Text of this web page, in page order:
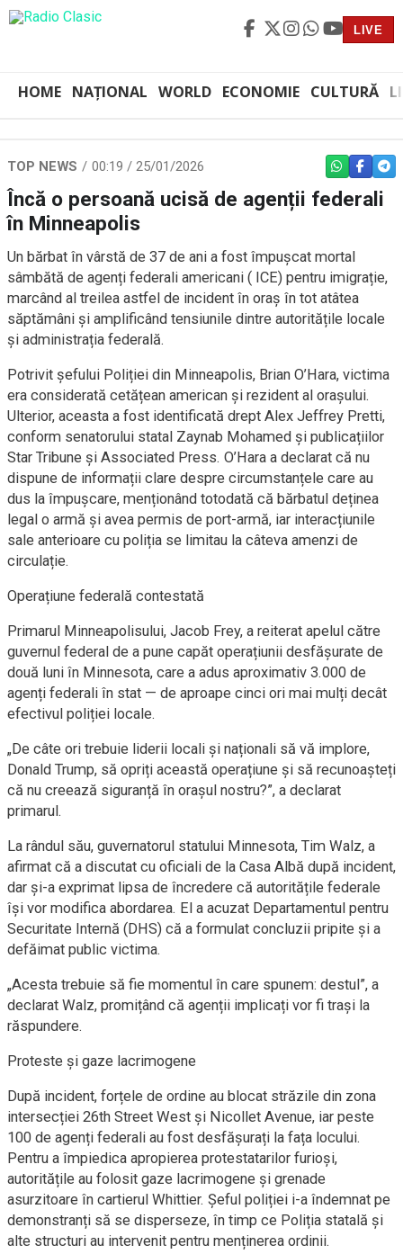
LIVE
HOME NAȚIONAL WORLD ECONOMIE CULTURĂ
TOP NEWS 00:19 / 25/01/2026 WHATSAPP
Încă o persoană ucisă de agenții federali
în Minneapolis
Un bărbat în vârstă de 37 de ani a fost împușcat mortal
sâmbătă de agenți federali americani ( ICE) pentru imigrație,
marcând al treilea astfel de incident în oraș în tot atâtea
săptămâni și amplificând tensiunile dintre autoritățile locale
și administrația federală.
Potrivit șefului Poliției din Minneapolis, Brian O’Hara, victima
era considerată cetățean american și rezident al orașului.
Ulterior, aceasta a fost identificată drept Alex Jeffrey Pretti,
conform senatorului statal Zaynab Mohamed și publicațiilor
Star Tribune și Associated Press. O’Hara a declarat că nu
dispune de informații clare despre circumstanțele care au
dus la împușcare, menționând totodată că bărbatul deținea
legal o armă și avea permis de port-armă, iar interacțiunile
sale anterioare cu poliția se limitau la câteva amenzi de
circulație.
Operațiune federală contestată
Primarul Minneapolisului, Jacob Frey, a reiterat apelul către
guvernul federal de a pune capăt operațiunii desfășurate de
două luni în Minnesota, care a adus aproximativ 3.000 de
agenți federali în stat — de aproape cinci ori mai mulți decât
efectivul poliției locale.
„De câte ori trebuie liderii locali și naționali să vă implore,
Donald Trump, să opriți această operațiune și să recunoașteți
că nu creează siguranță în orașul nostru?”, a declarat
primarul.
La rândul său, guvernatorul statului Minnesota, Tim Walz, a
afirmat că a discutat cu oficiali de la Casa Albă după incident,
dar și-a exprimat lipsa de încredere că autoritățile federale
își vor modifica abordarea. El a acuzat Departamentul pentru
Securitate Internă (DHS) că a formulat concluzii pripite și a
defăimat public victima.
„Acesta trebuie să fie momentul în care spunem: destul”, a
declarat Walz, promițând că agenții implicați vor fi trași la
răspundere.
Proteste și gaze lacrimogene
După incident, forțele de ordine au blocat străzile din zona
intersecției 26th Street West și Nicollet Avenue, iar peste
100 de agenți federali au fost desfășurați la fața locului.
Pentru a împiedica apropierea protestatarilor furioși,
autoritățile au folosit gaze lacrimogene și grenade
asurzitoare în cartierul Whittier. Șeful poliției i-a îndemnat pe
demonstranți să se disperseze, în timp ce Poliția statală și
alte structuri au intervenit pentru menținerea ordinii.